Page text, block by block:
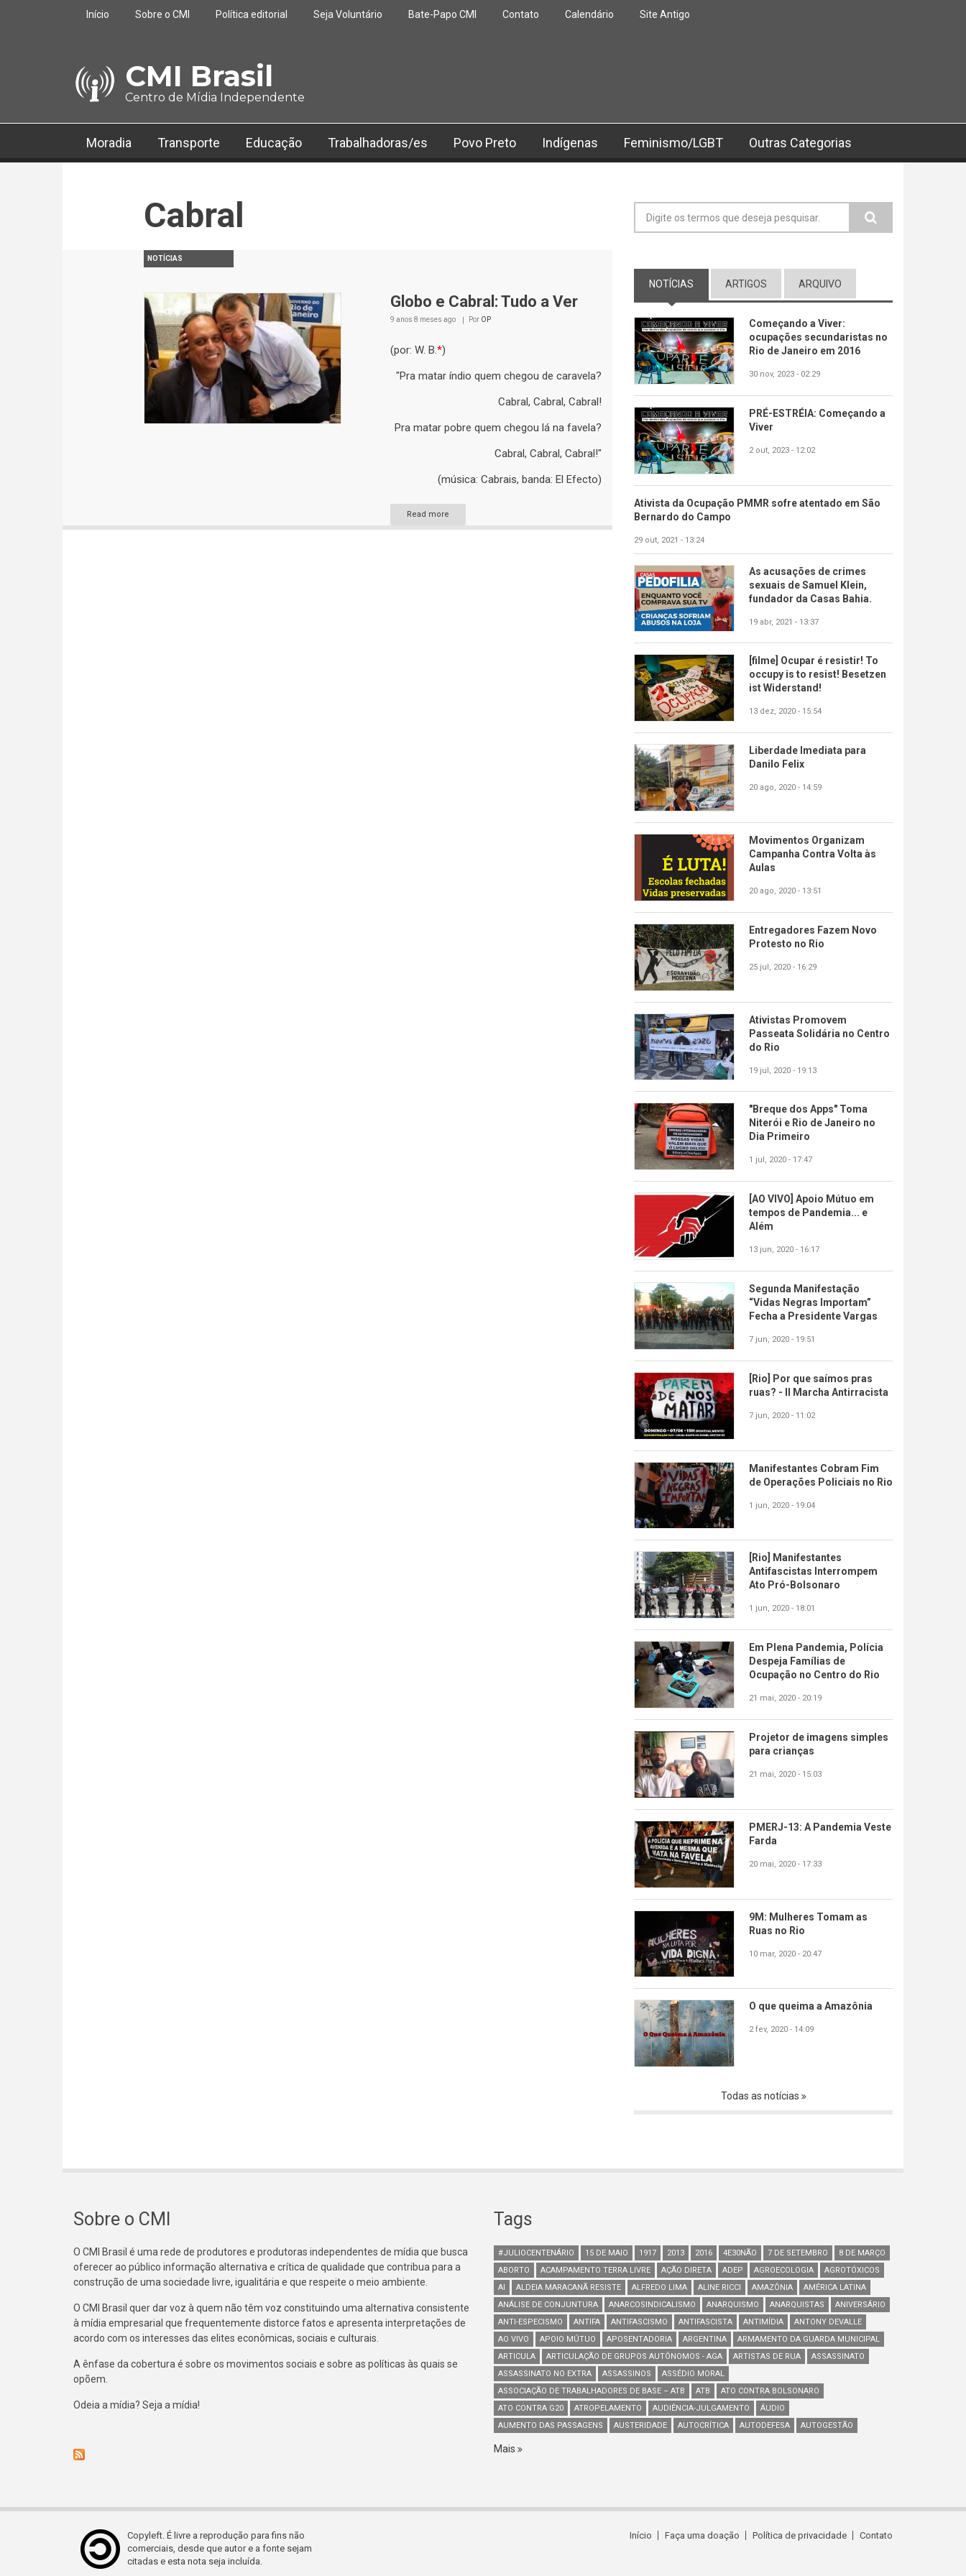
Pular para o conteúdo principal
Início Sobre o CMI Política editorial Seja Voluntário Bate-Papo CMI Contato Calendário Site Antigo
CMI Brasil
Centro de Mídia Independente
Moradia Transporte Educação Trabalhadoras/es Povo Preto Indígenas Feminismo/LGBT Outras Categorias
Cabral
NOTÍCIAS
Globo e Cabral: Tudo a Ver
9 anos 8 meses ago Por OP
(por: W. B.*)
"Pra matar índio quem chegou de caravela?
Cabral, Cabral, Cabral!
Pra matar pobre quem chegou lá na favela?
Cabral, Cabral, Cabral!"
(música: Cabrais, banda: El Efecto)
Read more
Formulário de busca
NOTÍCIAS (ABA ATIVA)
ARTIGOS ARQUIVO
Começando a Viver:
ocupações secundaristas no
Rio de Janeiro em 2016
30 nov, 2023 - 02:29
PRÉ-ESTRÉIA: Começando a
Viver
2 out, 2023 - 12:02
Ativista da Ocupação PMMR sofre atentado em São
Bernardo do Campo
29 out, 2021 - 13:24
As acusações de crimes
sexuais de Samuel Klein,
fundador da Casas Bahia.
19 abr, 2021 - 13:37
[filme] Ocupar é resistir! To
occupy is to resist! Besetzen
ist Widerstand!
13 dez, 2020 - 15:54
Liberdade Imediata para
Danilo Felix
20 ago, 2020 - 14:59
Movimentos Organizam
Campanha Contra Volta às
Aulas
20 ago, 2020 - 13:51
Entregadores Fazem Novo
Protesto no Rio
25 jul, 2020 - 16:29
Ativistas Promovem
Passeata Solidária no Centro
do Rio
19 jul, 2020 - 19:13
"Breque dos Apps" Toma
Niterói e Rio de Janeiro no
Dia Primeiro
1 jul, 2020 - 17:47
[AO VIVO] Apoio Mútuo em
tempos de Pandemia... e
Além
13 jun, 2020 - 16:17
Segunda Manifestação
“Vidas Negras Importam”
Fecha a Presidente Vargas
7 jun, 2020 - 19:51
[Rio] Por que saímos pras
ruas? - II Marcha Antirracista
7 jun, 2020 - 11:02
Manifestantes Cobram Fim
de Operações Policiais no Rio
1 jun, 2020 - 19:04
[Rio] Manifestantes
Antifascistas Interrompem
Ato Pró-Bolsonaro
1 jun, 2020 - 18:01
Em Plena Pandemia, Polícia
Despeja Famílias de
Ocupação no Centro do Rio
21 mai, 2020 - 20:19
Projetor de imagens simples
para crianças
21 mai, 2020 - 15:03
PMERJ-13: A Pandemia Veste
Farda
20 mai, 2020 - 17:33
9M: Mulheres Tomam as
Ruas no Rio
10 mar, 2020 - 20:47
O que queima a Amazônia
2 fev, 2020 - 14:09
Todas as notícias
Sobre o CMI
O CMI Brasil é uma rede de produtores e produtoras independentes de mídia que busca
oferecer ao público informação alternativa e crítica de qualidade que contribua para a
construção de uma sociedade livre, igualitária e que respeite o meio ambiente.
O CMI Brasil quer dar voz à quem não têm voz constituindo uma alternativa consistente
à mídia empresarial que frequentemente distorce fatos e apresenta interpretações de
acordo com os interesses das elites econômicas, sociais e culturais.
A ênfase da cobertura é sobre os movimentos sociais e sobre as políticas às quais se
opõem.
Odeia a mídia? Seja a mídia!
Tags
#JULIOCENTENÁRIO 15 DE MAIO 1917 2013 2016 4E30NÃO 7 DE SETEMBRO
8 DE MARÇO
ABORTO
ACAMPAMENTO TERRA LIVRE AÇÃO DIRETA ADEP AGROECOLOGIA
AGROTÓXICOS
AI
ALDEIA MARACANÃ RESISTE ALFREDO LIMA ALINE RICCI AMAZÔNIA
AMÉRICA LATINA
ANÁLISE DE CONJUNTURA
ANARCOSINDICALISMO ANARQUISMO ANARQUISTAS
ANIVERSÁRIO
ANTI-ESPECISMO
ANTIFA ANTIFASCISMO ANTIFASCISTA ANTIMÍDIA
ANTONY DEVALLE
AO VIVO
APOIO MÚTUO APOSENTADORIA ARGENTINA
ARMAMENTO DA GUARDA MUNICIPAL
ARTICULA
ARTICULAÇÃO DE GRUPOS AUTÔNOMOS - AGA ARTISTAS DE RUA
ASSASSINATO
ASSASSINATO NO EXTRA
ASSASSINOS
ASSÉDIO MORAL
ASSOCIAÇÃO DE TRABALHADORES DE BASE – ATB
ATB
ATO CONTRA BOLSONARO
ATO CONTRA G20
ATROPELAMENTO AUDIÊNCIA-JULGAMENTO
ÁUDIO
AUMENTO DAS PASSAGENS
AUSTERIDADE AUTOCRÍTICA AUTODEFESA AUTOGESTÃO
Mais
Copyleft. É livre a reprodução para fins não
comerciais, desde que autor e a fonte sejam
citadas e esta nota seja incluída.
Início Faça uma doação Política de privacidade Contato